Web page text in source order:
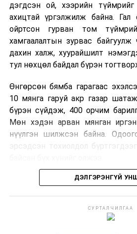
дэгдсэн ой, хээрийн түймрийг
ахицтай үргэлжилж байна. Гал
ойртсон гурван том
хамгаалалтын зурвас
дахин халж, хуурайшилт
тул нөхцөл байдал бүрэн
Өнгөрсөн бямба гарагаас
10 мянга гаруй акр газар
бүрэн сүйдэж, 400 орчим
Мөн хэдэн арван мянган
нүүлгэн шилжсэн байна.
эрсэдсэн тохиолдол
Албаныхны мэдээлснээр
шатаасан гэх үндэслэлээр
ДЭЛГЭРЭНГҮЙ
СУРТАЛЧИЛГАА